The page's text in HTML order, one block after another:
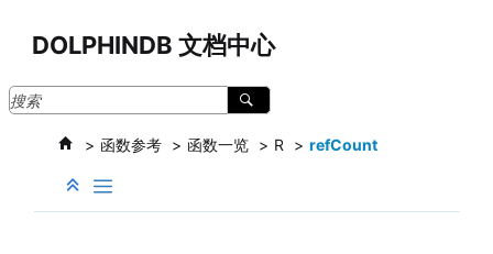
DOLPHINDB 文档中心
函数参考 函数一览 R refCount